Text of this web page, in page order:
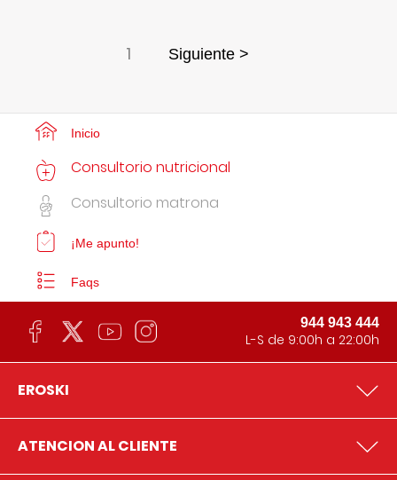
1 Siguiente >
Inicio
Consultorio nutricional
Consultorio matrona
¡Me apunto!
Faqs
944 943 444
L-S de 9:00h a 22:00h
EROSKI
ATENCION AL CLIENTE